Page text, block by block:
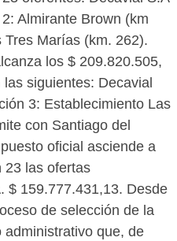
Almirante Brown (km
Marías (km. 262).
los $ 209.820.505,
siguientes: Decavial
3: Establecimiento Las
con Santiago del
oficial asciende a
23 las ofertas
$ 159.777.431,13. Desde
de selección de la
que, de